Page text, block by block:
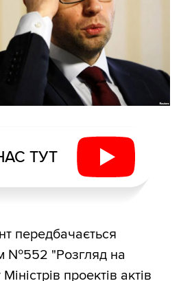
ТУТ
передбачається
№552 "Розгляд на
проектів актів